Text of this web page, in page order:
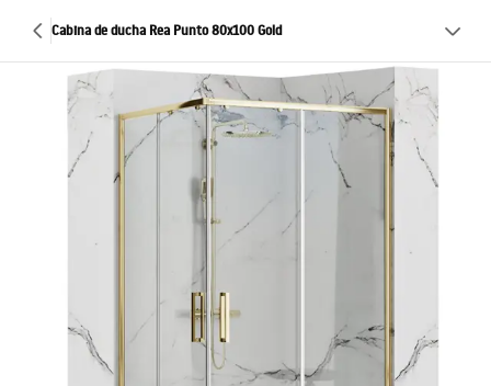
Cabina de ducha Rea Punto 80x100 Gold